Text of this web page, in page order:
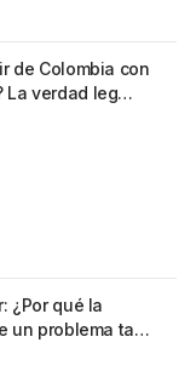
de Colombia con
La verdad leg…
¿Por qué la
un problema ta…